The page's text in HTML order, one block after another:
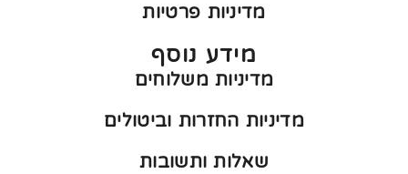
מדיניות פרטיות
מידע נוסף
מדיניות משלוחים
מדיניות החזרות וביטולים
שאלות ותשובות